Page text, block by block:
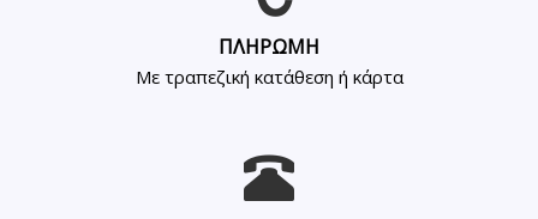
ΠΛΗΡΩΜΗ
Με τραπεζική κατάθεση ή κάρτα